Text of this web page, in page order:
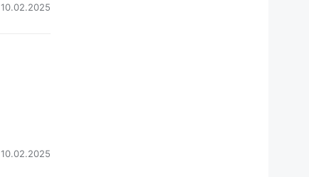
10.02.2025
10.02.2025